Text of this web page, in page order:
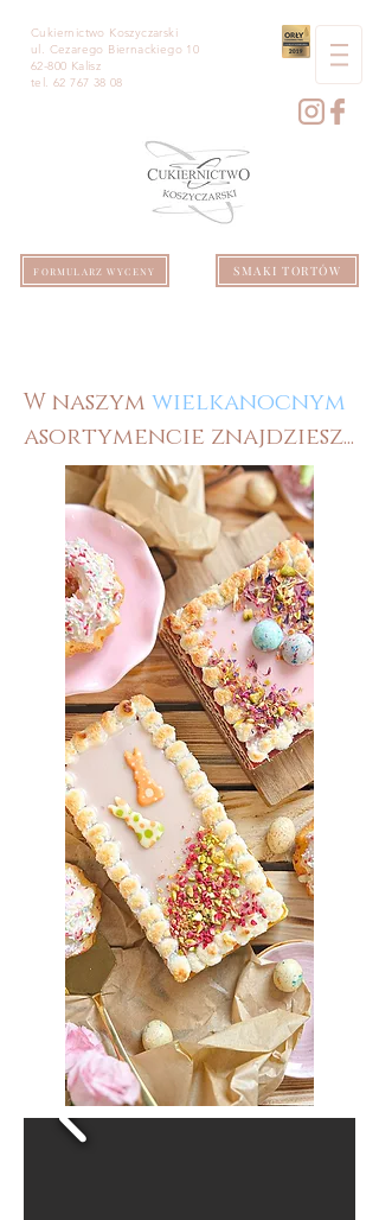
Cukiernictwo Koszyczarski
ul. Cezarego Biernackiego 10
62-800 Kalisz
tel. 62 767 38 08
FORMULARZ WYCENY SMAKI TORTÓW
W naszym wielkanocnym
asortymencie znajdziesz...